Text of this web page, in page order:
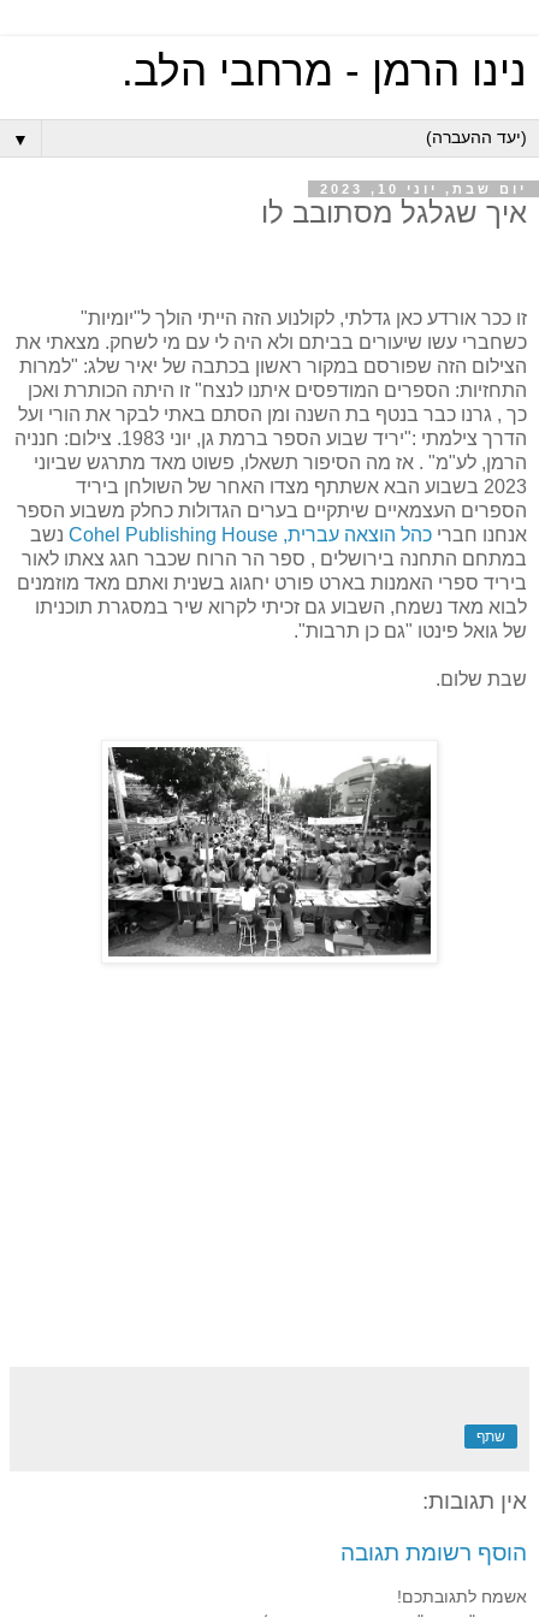
נינו הרמן - מרחבי הלב.
▼
יום שבת, יוני 10, 2023
איך שגלגל מסתובב לו
זו ככר אורדע כאן גדלתי, לקולנוע הזה הייתי הולך ל"יומיות"
כשחברי עשו שיעורים בביתם ולא היה לי עם מי לשחק. מצאתי את
הצילום הזה שפורסם במקור ראשון בכתבה של יאיר שלג: "למרות
התחזיות: הספרים המודפסים איתנו לנצח" זו היתה הכותרת ואכן
כך , גרנו כבר בנטף בת השנה ומן הסתם באתי לבקר את הורי ועל
הדרך צילמתי :"יריד שבוע הספר ברמת גן, יוני 1983. צילום: חנניה
הרמן, לע"מ" . אז מה הסיפור תשאלו, פשוט מאד מתרגש שביוני
2023 בשבוע הבא אשתתף מצדו האחר של השולחן ביריד
הספרים העצמאיים שיתקיים בערים הגדולות כחלק משבוע הספר
אנחנו חברי כהל הוצאה עברית, Cohel Publishing House
נשב
במתחם התחנה בירושלים , ספר הר הרוח שכבר חגג צאתו לאור
ביריד ספרי האמנות בארט פורט יחגוג בשנית ואתם מאד מוזמנים
לבוא מאד נשמח, השבוע גם זכיתי לקרוא שיר במסגרת תוכניתו
של גואל פינטו "גם כן תרבות".
שבת שלום.
שתף
אין תגובות:
הוסף רשומת תגובה
אשמח לתגובתכם!